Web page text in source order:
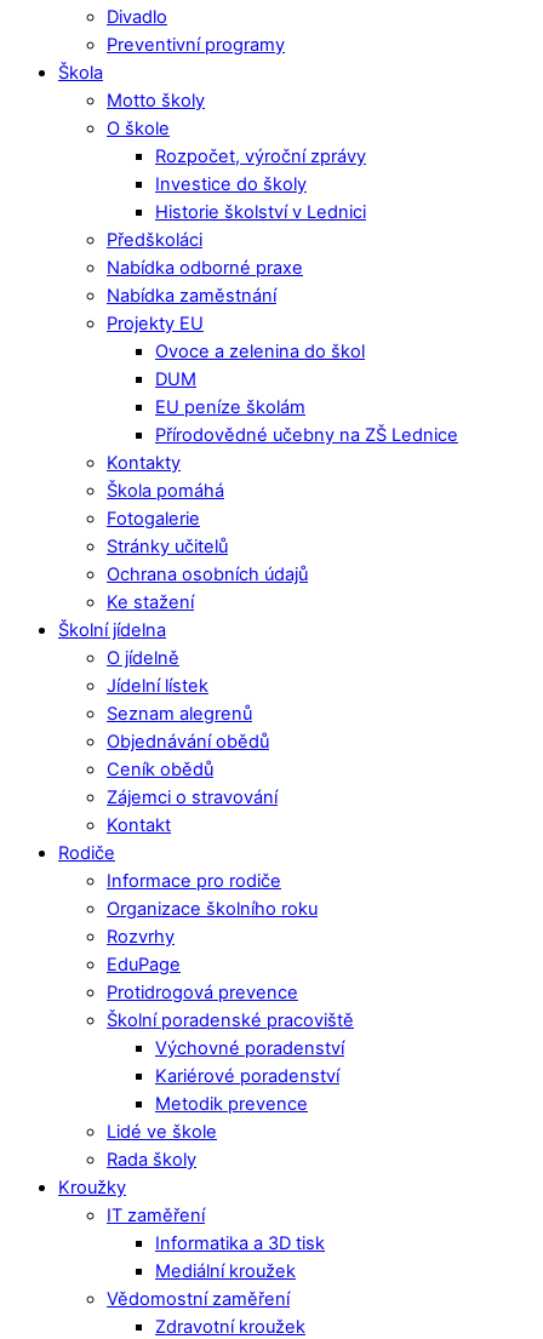
Divadlo
Preventivní programy
Škola
Motto školy
O škole
Rozpočet, výroční zprávy
Investice do školy
Historie školství v Lednici
Předškoláci
Nabídka odborné praxe
Nabídka zaměstnání
Projekty EU
Ovoce a zelenina do škol
DUM
EU peníze školám
Přírodovědné učebny na ZŠ Lednice
Kontakty
Škola pomáhá
Fotogalerie
Stránky učitelů
Ochrana osobních údajů
Ke stažení
Školní jídelna
O jídelně
Jídelní lístek
Seznam alegrenů
Objednávání obědů
Ceník obědů
Zájemci o stravování
Kontakt
Rodiče
Informace pro rodiče
Organizace školního roku
Rozvrhy
EduPage
Protidrogová prevence
Školní poradenské pracoviště
Výchovné poradenství
Kariérové poradenství
Metodik prevence
Lidé ve škole
Rada školy
Kroužky
IT zaměření
Informatika a 3D tisk
Mediální kroužek
Vědomostní zaměření
Zdravotní kroužek